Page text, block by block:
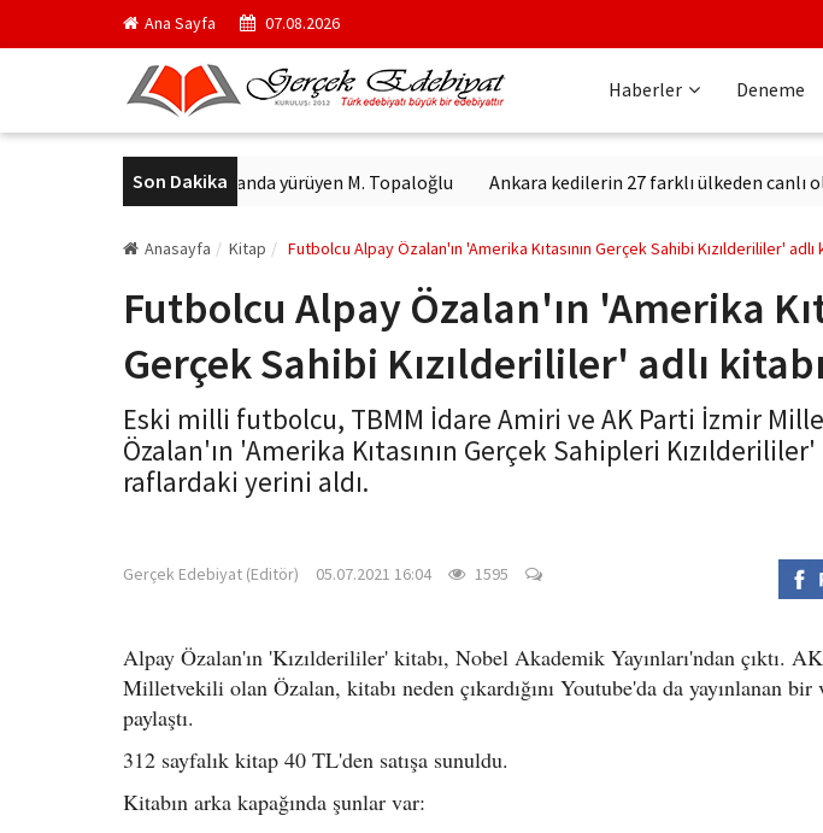
Ana Sayfa 07.08.2026
Haberler Deneme
Son Dakika
Arkanda yürüyen M. Topaloğlu Ankara kedilerin 27 farklı ülkeden canlı
Anasayfa Kitap Futbolcu Alpay Özalan'ın 'Amerika Kıtasının Gerçek Sahibi Kızılderililer' adlı
Futbolcu Alpay Özalan'ın 'Amerika
Gerçek Sahibi Kızılderililer' adlı kitabı
Eski milli futbolcu, TBMM İdare Amiri ve AK Parti İzmir
Özalan'ın 'Amerika Kıtasının Gerçek Sahipleri Kızılderililer'
raflardaki yerini aldı.
Gerçek Edebiyat (Editör) 05.07.2021 16:04 1595
Alpay Özalan'ın 'Kızılderililer' kitabı, Nobel Akademik Yayınları'ndan çıktı.
Milletvekili olan Özalan, kitabı neden çıkardığını Youtube'da da yayınlanan
paylaştı.
312 sayfalık kitap 40 TL'den satışa sunuldu.
Kitabın arka kapağında şunlar var: